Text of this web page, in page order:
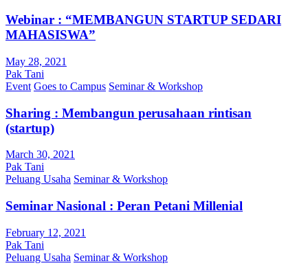
Webinar : “MEMBANGUN STARTUP SEDARI
MAHASISWA”
May 28, 2021
Pak Tani
Event Goes to Campus Seminar & Workshop
Sharing : Membangun perusahaan rintisan
(startup)
March 30, 2021
Pak Tani
Peluang Usaha Seminar & Workshop
Seminar Nasional : Peran Petani Millenial
February 12, 2021
Pak Tani
Peluang Usaha Seminar & Workshop